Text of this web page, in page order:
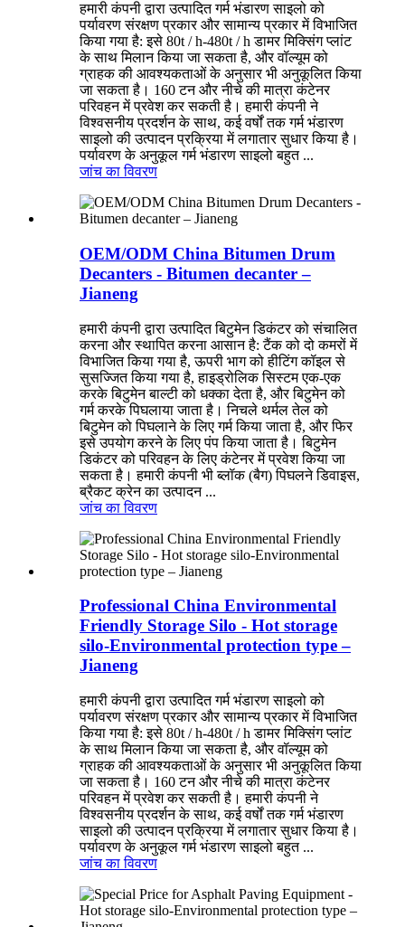
हमारी कंपनी द्वारा उत्पादित गर्म भंडारण साइलो को
पर्यावरण संरक्षण प्रकार और सामान्य प्रकार में विभाजित
किया गया है: इसे 80t / h-480t / h डामर मिक्सिंग प्लांट
के साथ मिलान किया जा सकता है, और वॉल्यूम को
ग्राहक की आवश्यकताओं के अनुसार भी अनुकूलित किया
जा सकता है। 160 टन और नीचे की मात्रा कंटेनर
परिवहन में प्रवेश कर सकती है। हमारी कंपनी ने
विश्वसनीय प्रदर्शन के साथ, कई वर्षों तक गर्म भंडारण
साइलो की उत्पादन प्रक्रिया में लगातार सुधार किया है।
पर्यावरण के अनुकूल गर्म भंडारण साइलो बहुत ...
जांच काविवरण
OEM/ODM China Bitumen Drum
Decanters - Bitumen decanter –
Jianeng
हमारी कंपनी द्वारा उत्पादित बिटुमेन डिकंटर को संचालित
करना और स्थापित करना आसान है: टैंक को दो कमरों में
विभाजित किया गया है, ऊपरी भाग को हीटिंग कॉइल से
सुसज्जित किया गया है, हाइड्रोलिक सिस्टम एक-एक
करके बिटुमेन बाल्टी को धक्का देता है, और बिटुमेन को
गर्म करके पिघलाया जाता है। निचले थर्मल तेल को
बिटुमेन को पिघलाने के लिए गर्म किया जाता है, और फिर
इसे उपयोग करने के लिए पंप किया जाता है। बिटुमेन
डिकंटर को परिवहन के लिए कंटेनर में प्रवेश किया जा
सकता है। हमारी कंपनी भी ब्लॉक (बैग) पिघलने डिवाइस,
ब्रैकट क्रेन का उत्पादन ...
जांच काविवरण
Professional China Environmental
Friendly Storage Silo - Hot storage
silo-Environmental protection type –
Jianeng
हमारी कंपनी द्वारा उत्पादित गर्म भंडारण साइलो को
पर्यावरण संरक्षण प्रकार और सामान्य प्रकार में विभाजित
किया गया है: इसे 80t / h-480t / h डामर मिक्सिंग प्लांट
के साथ मिलान किया जा सकता है, और वॉल्यूम को
ग्राहक की आवश्यकताओं के अनुसार भी अनुकूलित किया
जा सकता है। 160 टन और नीचे की मात्रा कंटेनर
परिवहन में प्रवेश कर सकती है। हमारी कंपनी ने
विश्वसनीय प्रदर्शन के साथ, कई वर्षों तक गर्म भंडारण
साइलो की उत्पादन प्रक्रिया में लगातार सुधार किया है।
पर्यावरण के अनुकूल गर्म भंडारण साइलो बहुत ...
जांच काविवरण